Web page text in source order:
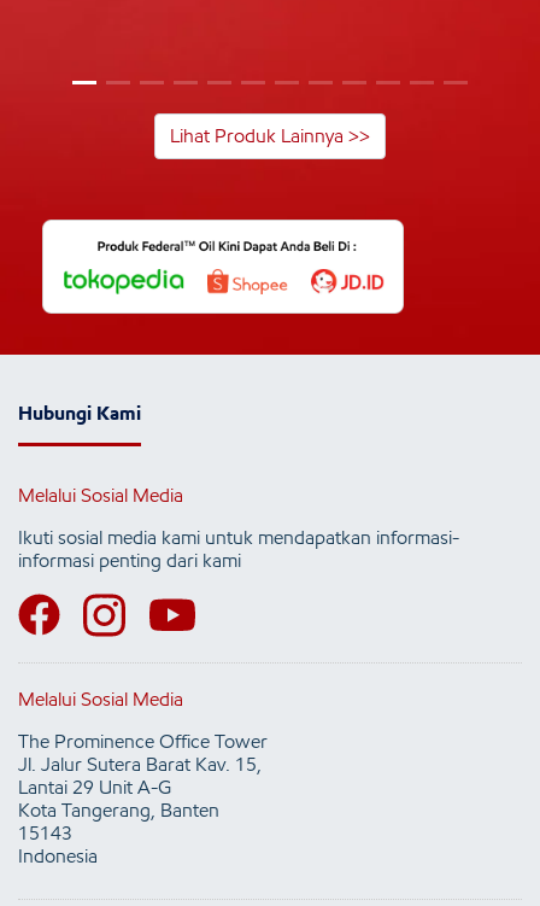
Lihat Produk Lainnya >>
Hubungi Kami
Melalui Sosial Media
Ikuti sosial media kami untuk mendapatkan informasi-
informasi penting dari kami
Melalui Sosial Media
The Prominence Office Tower
Jl. Jalur Sutera Barat Kav. 15,
Lantai 29 Unit A-G
Kota Tangerang, Banten
15143
Indonesia